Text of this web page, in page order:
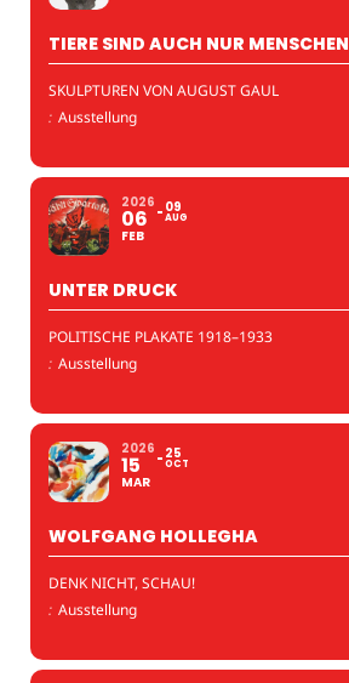
TIERE SIND AUCH NUR MENSCHEN
SKULPTUREN VON AUGUST GAUL
: Ausstellung
2026
06
FEB
09
AUG
UNTER DRUCK
POLITISCHE PLAKATE 1918–1933
: Ausstellung
2026
15
MAR
25
OCT
WOLFGANG HOLLEGHA
DENK NICHT, SCHAU!
: Ausstellung